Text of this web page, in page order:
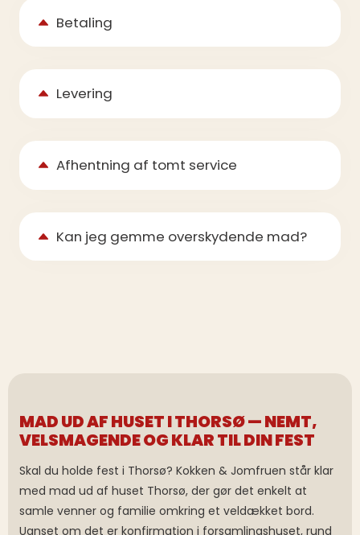
Betaling
Levering
Afhentning af tomt service
Kan jeg gemme overskydende mad?
MAD UD AF HUSET I THORSØ — NEMT,
VELSMAGENDE OG KLAR TIL DIN FEST
Skal du holde fest i Thorsø? Kokken & Jomfruen står klar
med mad ud af huset Thorsø, der gør det enkelt at
samle venner og familie omkring et veldækket bord.
Uanset om det er konfirmation i forsamlingshuset, rund